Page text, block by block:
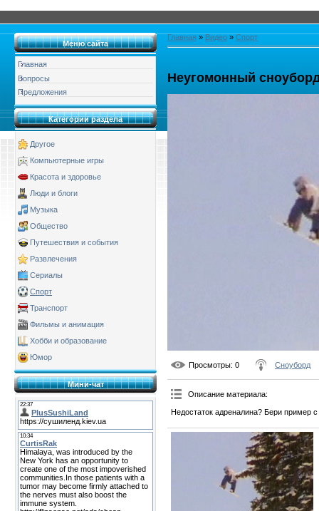
Меню сайта
Главная
Вопросы
Предложения
Категории раздела
Другое
Компьютерные игры
Красота и здоровье
Люди и блоги
Музыка
Общество
Путешествия и события
Развлечения
Сериалы
Спорт
Транспорт
Фильмы и анимация
Хобби и образование
Юмор
Мини-чат
Главная » Видео » Спорт
Неугомонный
Просмотры: 0 Сноуборд
Описание материала:
Недостаток адреналина? Бери пример